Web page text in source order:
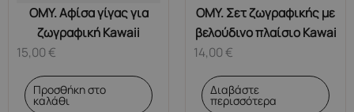
OMY. Αφίσα γίγας για
ζωγραφική Kawaii
15,00€
Προσθήκη στο
καλάθι
OMY. Σετ ζωγραφικής με
βελούδινο πλαίσιο Kawai
14,00€
Διαβάστε
περισσότερα